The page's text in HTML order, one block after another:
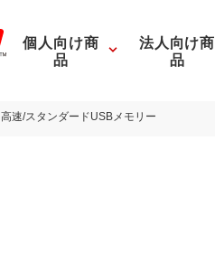
個人向け商
品
法人向け商
品
高速/スタンダードUSBメモリー